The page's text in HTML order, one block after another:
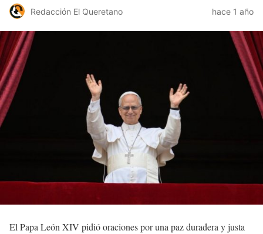
Redacción El Queretano hace 1 año
El Papa León XIV pidió oraciones por una paz duradera y justa